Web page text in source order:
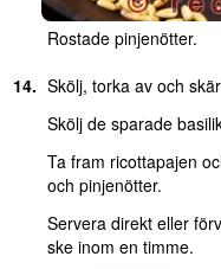
Rostade pinjenötter.
Skölj, torka av och
Skölj de sparade
Ta fram ricottapajen
och pinjenötter.
Servera direkt eller
ske inom en timme.